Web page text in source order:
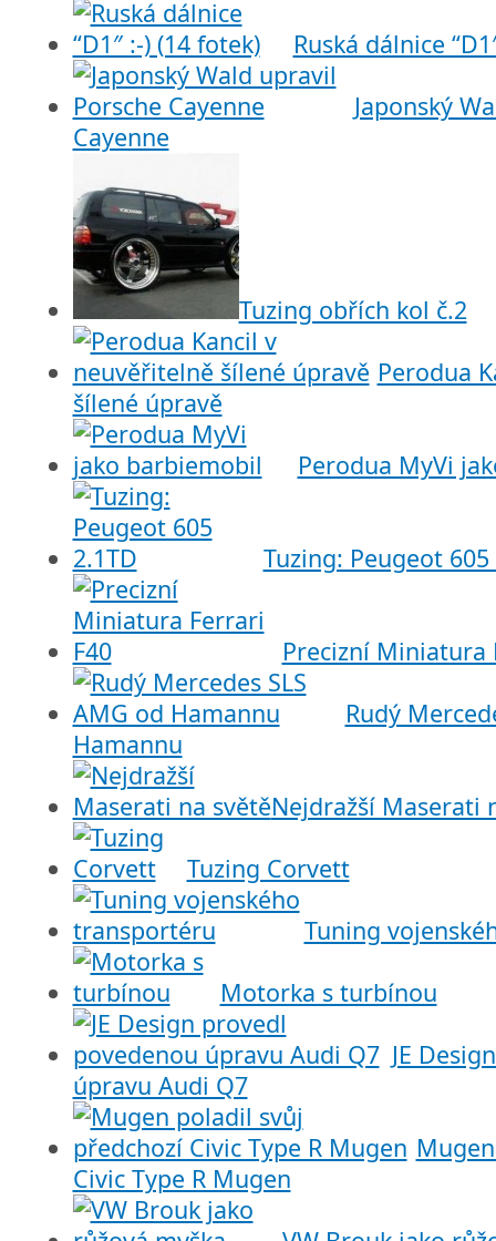
Ruská dálnice
Japonský
Cayenne
Tuzing obřích kol č.2
Perodua
šílené úpravě
Perodua MyVi
Tuzing: Peugeot 605
Precizní Miniatura
Rudý
Hamannu
Nejdražší Maserati
Tuzing Corvett
Tuning
Motorka s turbínou
JE
úpravu Audi Q7
Civic Type R Mugen